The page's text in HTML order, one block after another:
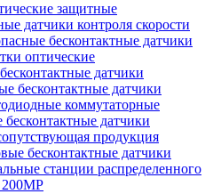
защитные
датчики контроля скорости
бесконтактные датчики
оптические
датчики
бесконтактные датчики
коммутаторные
датчики
продукция
бесконтактные датчики
станции распределенного